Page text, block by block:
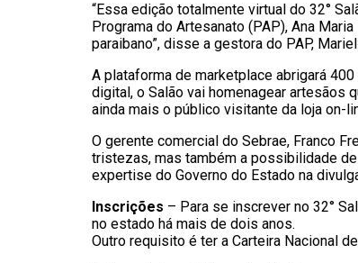
“Essa edição totalmente virtual do 32°
Programa do Artesanato (PAP), Ana
paraibano”, disse a gestora do PAP,
A plataforma de marketplace abrigará
digital, o Salão vai homenagear artesãos
ainda mais o público visitante da loja on-
O gerente comercial do Sebrae, Franco
tristezas, mas também a possibilidade
expertise do Governo do Estado na
Inscrições – Para se inscrever no 32°
no estado há mais de dois anos.
Outro requisito é ter a Carteira Nacional